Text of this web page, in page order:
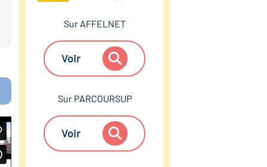
Sur AFFELNET
Voir
Sur PARCOURSUP
Voir